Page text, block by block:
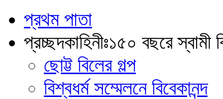
প্রথম পাতা
প্রচ্ছদকাহিনীঃ১৫০ বছরে স্বামী
ছোট্ট বিলের গল্প
বিশ্বধর্ম সম্মেলনে বিবেকানন্দ